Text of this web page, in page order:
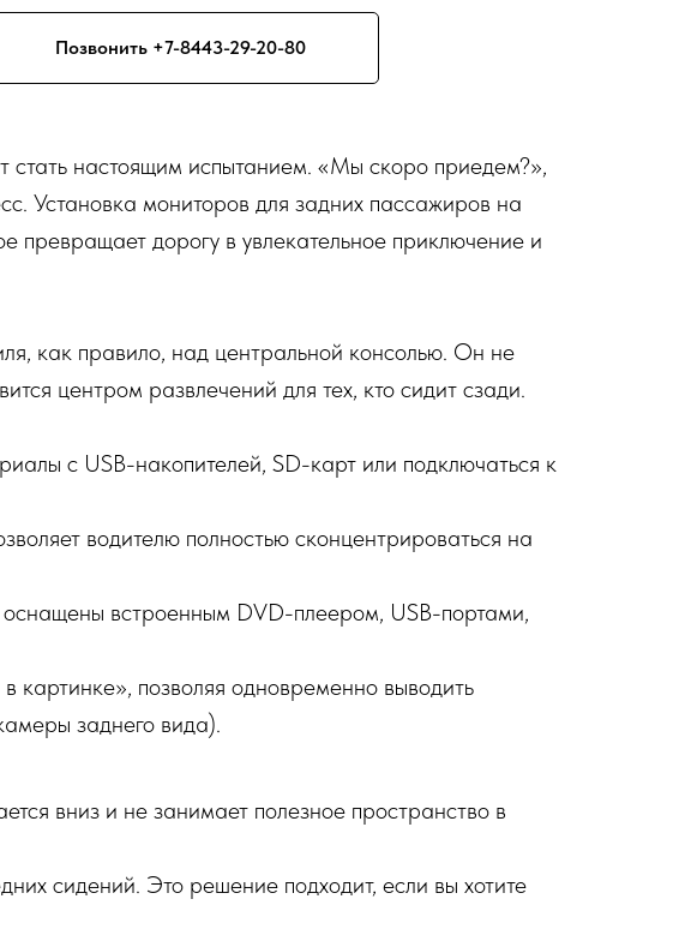
Позвонить +7-8443-29-20-80
стать настоящим испытанием. «Мы скоро приедем?»,
Установка мониторов для задних пассажиров на
дорогу в увлекательное приключение и
как правило, над центральной консолью. Он не
центром развлечений для тех, кто сидит сзади.
с USB-накопителей, SD-карт или подключаться к
водителю полностью сконцентрироваться на
встроенным DVD-плеером, USB-портами,
картинке», позволяя одновременно выводить
заднего вида).
вниз и не занимает полезное пространство в
сидений. Это решение подходит, если вы хотите